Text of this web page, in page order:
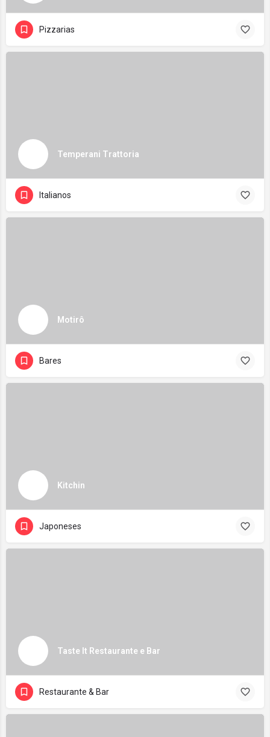
Pizzarias
Temperani Trattoria
Italianos
Motirô
Bares
Kitchin
Japoneses
Taste It Restaurante e Bar
Restaurante & Bar